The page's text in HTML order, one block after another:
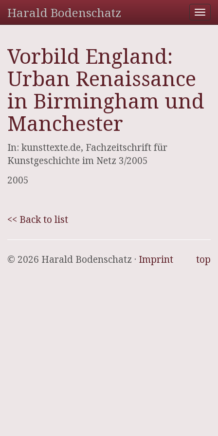
Harald Bodenschatz
Vorbild England:
Urban Renaissance
in Birmingham und
Manchester
In: kunsttexte.de, Fachzeitschrift für
Kunstgeschichte im Netz 3/2005
2005
<< Back to list
top
© 2026 Harald Bodenschatz · Imprint